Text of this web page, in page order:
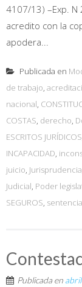
4107/13) –Exp. N
acredito con la
apodera...
Publicada en
de trabajo,
nacional,
COSTAS, derecho,
ESCRITOS JURÍDICOS
INCAPACIDAD,
juicio, Jurisprudencia
Judicial, Poder
SEGUROS, sentencia
Publicada en